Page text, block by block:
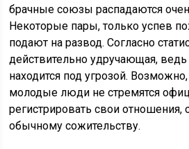
брачные союзы распадаются
Некоторые пары, только успев
подают на развод. Согласно
действительно удручающая,
находится под угрозой.
молодые люди не стремятся
регистрировать свои отношения,
обычному сожительству.